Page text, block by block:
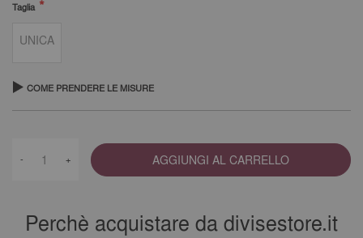
Taglia
UNICA
COME PRENDERE LE MISURE
- + AGGIUNGI AL CARRELLO
Perchè acquistare da divisestore.it